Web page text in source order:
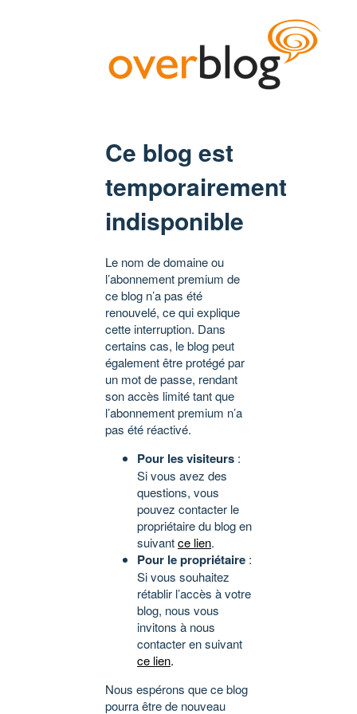
Ce blog est
temporairement
indisponible
Le nom de domaine ou
l’abonnement premium de
ce blog n’a pas été
renouvelé, ce qui explique
cette interruption. Dans
certains cas, le blog peut
également être protégé par
un mot de passe, rendant
son accès limité tant que
l’abonnement premium n’a
pas été réactivé.
Pour les visiteurs :
Si vous avez des
questions, vous
pouvez contacter le
propriétaire du blog en
suivantce lien.
Pour le propriétaire :
Si vous souhaitez
rétablir l’accès à votre
blog, nous vous
invitons à nous
contacter en suivant
ce lien.
Nous espérons que ce blog
pourra être de nouveau